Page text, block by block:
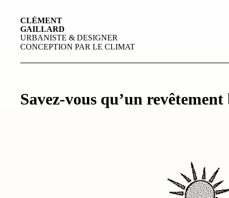
CLÉMENT
GAILLARD
URBANISTE & DESIGNER
CONCEPTION PAR LE CLIMAT
Savez-vous qu’un